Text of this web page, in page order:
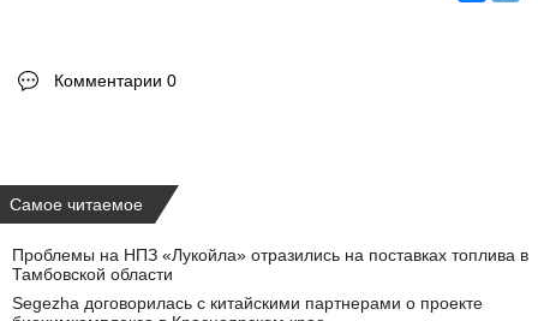
Комментарии 0
Самое читаемое
Проблемы на НПЗ «Лукойла» отразились на поставках топлива в
Тамбовской области
Segezha договорилась с китайскими партнерами о проекте